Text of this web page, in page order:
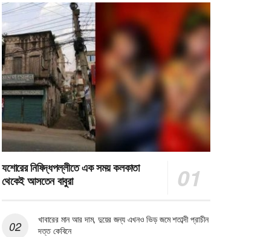
যশোরের নিষিদ্ধপল্লীতে এক সময় কলকাতা
থেকেই আসতেন বাবুরা
খাবারের মান আর দাম, দুয়ের জন্য এখনও ভিড় জমে শতাব্দী প্রাচীন
দত্ত কেবিনে